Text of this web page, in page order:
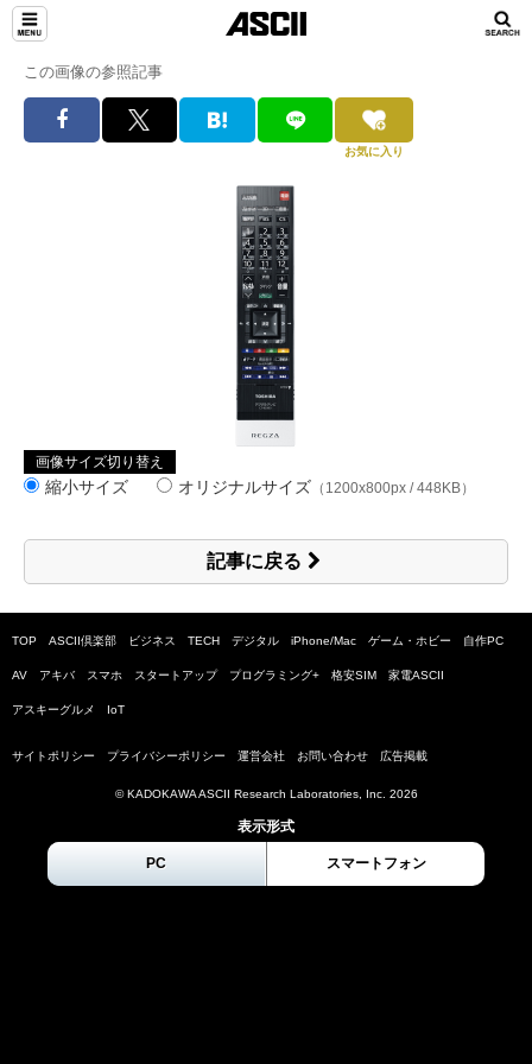
この画像の参照記事
お気に入り
画像サイズ切り替え
縮小サイズ オリジナルサイズ （1200x800px / 448KB）
記事に戻る
TOP ASCII倶楽部 ビジネス TECH デジタル iPhone/Mac ゲーム・ホビー 自作PC
AV アキバ スマホ スタートアップ プログラミング+ 格安SIM 家電ASCII
アスキーグルメ IoT
サイトポリシー プライバシーポリシー 運営会社 お問い合わせ 広告掲載
© KADOKAWA ASCII Research Laboratories, Inc. 2026
表示形式
PC スマートフォン